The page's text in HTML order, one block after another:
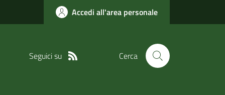
Accedi all'area personale
Seguici su Cerca